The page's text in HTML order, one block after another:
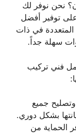
نحن نوفر لك
توفير أفضل
المتعددة في ذات
سهلة جداً.
فني تركيب
وتصليح جميع
بشكل دوري.
الحماية من